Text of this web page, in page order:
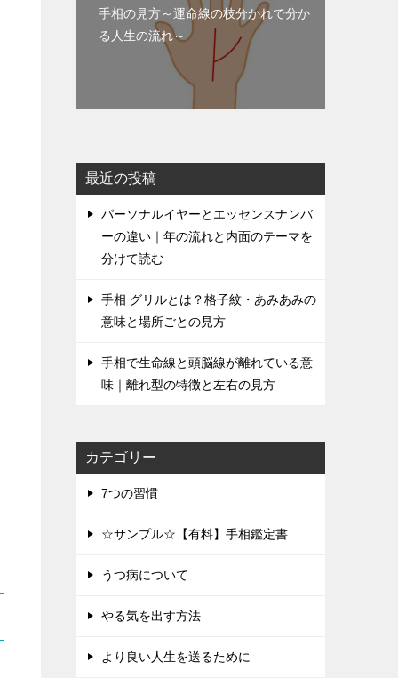
手相の見方～運命線の枝分かれで分か
る人生の流れ～
最近の投稿
パーソナルイヤーとエッセンスナンバ
ーの違い｜年の流れと内面のテーマを
分けて読む
手相 グリルとは？格子紋・あみあみの
意味と場所ごとの見方
手相で生命線と頭脳線が離れている意
味｜離れ型の特徴と左右の見方
カテゴリー
7つの習慣
☆サンプル☆【有料】手相鑑定書
うつ病について
やる気を出す方法
より良い人生を送るために